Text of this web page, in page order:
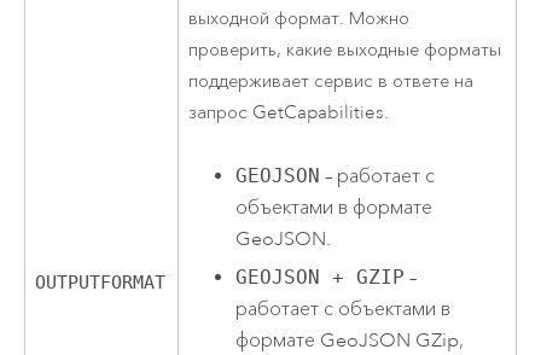
OUTPUTFORMAT
выходной формат. Можно
проверить, какие выходные форматы
поддерживает сервис в ответе на
запрос GetCapabilities.
GEOJSON – работает с
объектами в формате
GeoJSON.
GEOJSON + GZIP –
работает с объектами в
формате GeoJSON GZip,